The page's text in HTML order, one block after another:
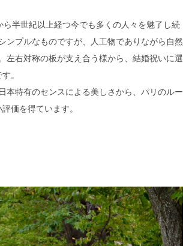
半世紀以上経つ今でも多くの人々を魅了し続
ンプルなものですが、人工物でありながら自然
左右対称の板が支え合う様から、結婚祝いに選
。
本特有のセンスによる美しさから、パリのルー
価を得ています。